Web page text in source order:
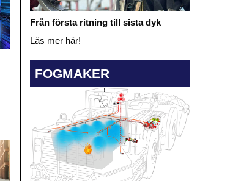
Från första ritning till sista dyk
Läs mer här!
FOGMAKER